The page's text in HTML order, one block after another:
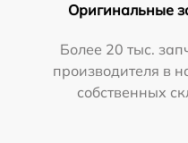
Оригинальные
Более 20 тыс.
производителя в
собственных